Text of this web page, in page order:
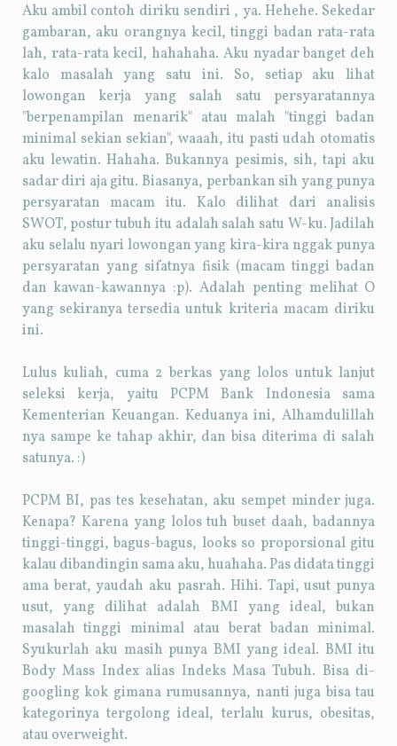
Aku ambil contoh diriku sendiri , ya. Hehehe. Sekedar
gambaran, aku orangnya kecil, tinggi badan rata-rata
lah, rata-rata kecil, hahahaha. Aku nyadar banget deh
kalo masalah yang satu ini. So, setiap aku lihat
lowongan kerja yang salah satu persyaratannya
"berpenampilan menarik" atau malah "tinggi badan
minimal sekian sekian", waaah, itu pasti udah otomatis
aku lewatin. Hahaha. Bukannya pesimis, sih, tapi aku
sadar diri aja gitu. Biasanya, perbankan sih yang punya
persyaratan macam itu. Kalo dilihat dari analisis
SWOT, postur tubuh itu adalah salah satu W-ku. Jadilah
aku selalu nyari lowongan yang kira-kira nggak punya
persyaratan yang sifatnya fisik (macam tinggi badan
dan kawan-kawannya :p). Adalah penting melihat O
yang sekiranya tersedia untuk kriteria macam diriku
ini.
Lulus kuliah, cuma 2 berkas yang lolos untuk lanjut
seleksi kerja, yaitu PCPM Bank Indonesia sama
Kementerian Keuangan. Keduanya ini, Alhamdulillah
nya sampe ke tahap akhir, dan bisa diterima di salah
satunya. :)
PCPM BI, pas tes kesehatan, aku sempet minder juga.
Kenapa? Karena yang lolos tuh buset daah, badannya
tinggi-tinggi, bagus-bagus, looks so proporsional gitu
kalau dibandingin sama aku, huahaha. Pas didata tinggi
ama berat, yaudah aku pasrah. Hihi. Tapi, usut punya
usut, yang dilihat adalah BMI yang ideal, bukan
masalah tinggi minimal atau berat badan minimal.
Syukurlah aku masih punya BMI yang ideal. BMI itu
Body Mass Index alias Indeks Masa Tubuh. Bisa di-
googling kok gimana rumusannya, nanti juga bisa tau
kategorinya tergolong ideal, terlalu kurus, obesitas,
atau overweight.